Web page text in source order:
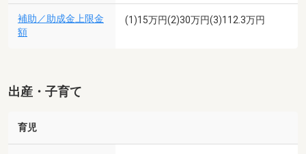
補助／助成金上限金
額
(1)15万円(2)30万円(3)112.3万円
出産・子育て
育児